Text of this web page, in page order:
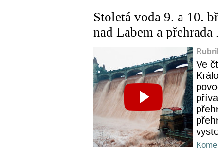
Stoletá voda 9. a 10.
nad Labem a
Ve